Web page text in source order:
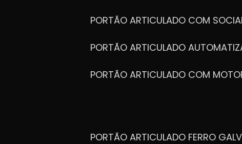
PORTÃO ARTICULADO COM
PORTÃO ARTICULADO
PORTÃO ARTICULADO COM
PORTÃO ARTICULADO FERRO